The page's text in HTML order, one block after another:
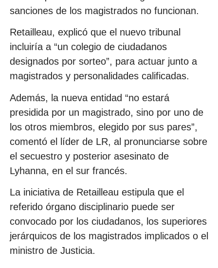
sanciones de los magistrados no funcionan.
Retailleau, explicó que el nuevo tribunal
incluiría a “un colegio de ciudadanos
designados por sorteo”, para actuar junto a
magistrados y personalidades calificadas.
Además, la nueva entidad “no estará
presidida por un magistrado, sino por uno de
los otros miembros, elegido por sus pares”,
comentó el líder de LR, al pronunciarse sobre
el secuestro y posterior asesinato de
Lyhanna, en el sur francés.
La iniciativa de Retailleau estipula que el
referido órgano disciplinario puede ser
convocado por los ciudadanos, los superiores
jerárquicos de los magistrados implicados o el
ministro de Justicia.